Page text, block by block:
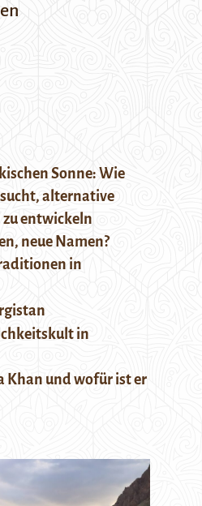
Sonne: Wie
alternative
zu entwickeln
neue Namen?
in
in
Khan und wofür ist er